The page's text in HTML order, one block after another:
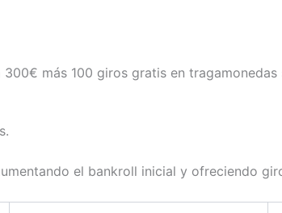
más 100 giros gratis en tragamonedas
el bankroll inicial y ofreciendo